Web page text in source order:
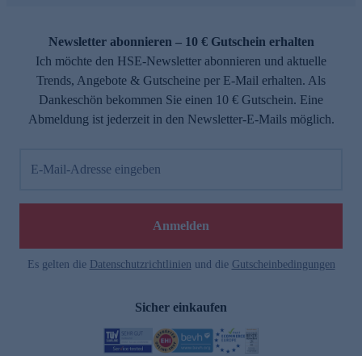
Newsletter abonnieren – 10 € Gutschein erhalten
Ich möchte den HSE-Newsletter abonnieren und aktuelle
Trends, Angebote & Gutscheine per E-Mail erhalten. Als
Dankeschön bekommen Sie einen 10 € Gutschein. Eine
Abmeldung ist jederzeit in den Newsletter-E-Mails möglich.
E-Mail-Adresse eingeben
Anmelden
Es gelten die Datenschutzrichtlinien und die Gutscheinbedingungen
Sicher einkaufen